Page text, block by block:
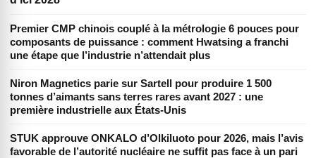
Premier CMP chinois couplé à la métrologie 6 pouces pour
composants de puissance : comment Hwatsing a franchi
une étape que l’industrie n’attendait plus
Niron Magnetics parie sur Sartell pour produire 1 500
tonnes d’aimants sans terres rares avant 2027 : une
première industrielle aux États-Unis
STUK approuve ONKALO d’Olkiluoto pour 2026, mais l’avis
favorable de l’autorité nucléaire ne suffit pas face à un pari